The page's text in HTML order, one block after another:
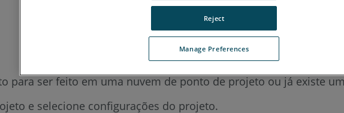
para ser feito em uma nuvem de ponto de projeto ou já existe
e selecione configurações do projeto.
Manage Preferences
Reject